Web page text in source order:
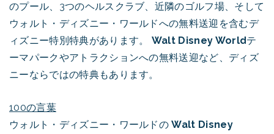
のプール、3つのヘルスクラブ、近隣のゴルフ場、そして
ウォルト・ディズニー・ワールドへの無料送迎を含むデ
ィズニー特別特典があります。 Walt Disney Worldテ
ーマパークやアトラクションへの無料送迎など、ディズ
ニーならではの特典もあります。
100の言葉
ウォルト・ディズニー・ワールドのWalt Disney